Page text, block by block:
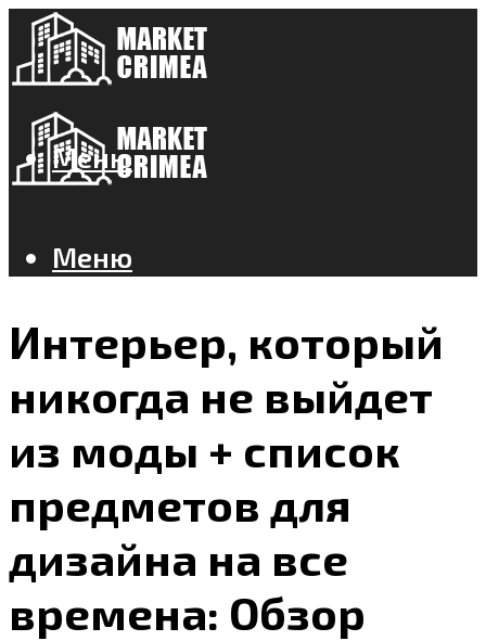
Меню
Меню
Интерьер, который
никогда не выйдет
из моды + список
предметов для
дизайна на все
времена: Обзор